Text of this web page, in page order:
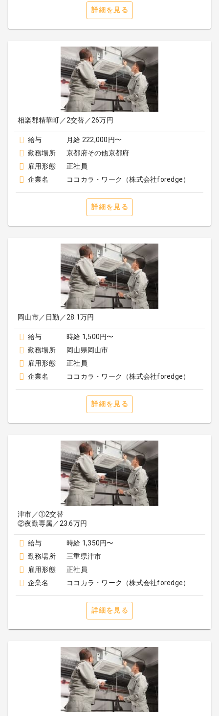
詳細を見る
相楽郡精華町／2交替／26万円
給与
月給 222,000円〜
勤務場所
京都府その他京都府
雇用形態
正社員
企業名
ココカラ・ワーク（株式会社foredge）
詳細を見る
岡山市／日勤／28.1万円
給与
時給 1,500円〜
勤務場所
岡山県岡山市
雇用形態
正社員
企業名
ココカラ・ワーク（株式会社foredge）
詳細を見る
津市／①2交替
②夜勤専属／23.6万円
給与
時給 1,350円〜
勤務場所
三重県津市
雇用形態
正社員
企業名
ココカラ・ワーク（株式会社foredge）
詳細を見る